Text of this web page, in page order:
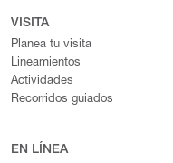
VISITA
Planea tu visita
Lineamientos
Actividades
Recorridos guiados
EN LÍNEA